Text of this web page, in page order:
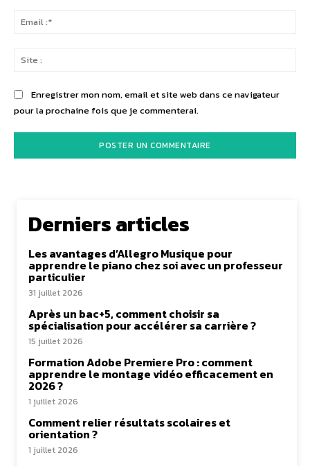
Enregistrer mon nom, email et site web dans ce navigateur
pour la prochaine fois que je commenterai.
Derniers articles
Les avantages d’Allegro Musique pour
apprendre le piano chez soi avec un professeur
particulier
31 juillet 2026
Après un bac+5, comment choisir sa
spécialisation pour accélérer sa carrière ?
15 juillet 2026
Formation Adobe Premiere Pro : comment
apprendre le montage vidéo efficacement en
2026 ?
1 juillet 2026
Comment relier résultats scolaires et
orientation ?
1 juillet 2026